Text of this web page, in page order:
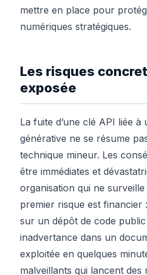
mettre en place pour
numériques stratégiques.
Les risques
exposée
La fuite d’une clé API liée à
générative ne se résume
technique mineur. Les
être immédiates et
organisation qui ne
premier risque est financier
sur un dépôt de code
inadvertance dans un
exploitée en quelques
malveillants qui lancent des